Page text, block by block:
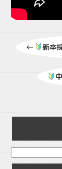
← 新卒